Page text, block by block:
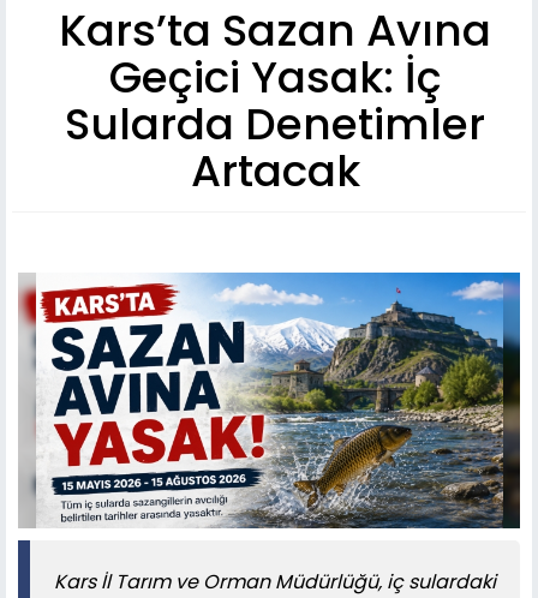
Kars’ta Sazan Avına
Geçici Yasak: İç
Sularda Denetimler
Artacak
Kars İl Tarım ve Orman Müdürlüğü, iç sulardaki